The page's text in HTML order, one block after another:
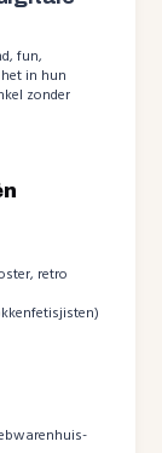
fun,
in hun
zonder
retro